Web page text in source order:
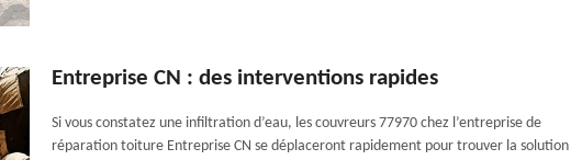
Entreprise CN : des interventions rapides
Si vous constatez une infiltration d’eau, les couvreurs 77970 chez l’entreprise de
réparation toiture Entreprise CN se déplaceront rapidement pour trouver la solution